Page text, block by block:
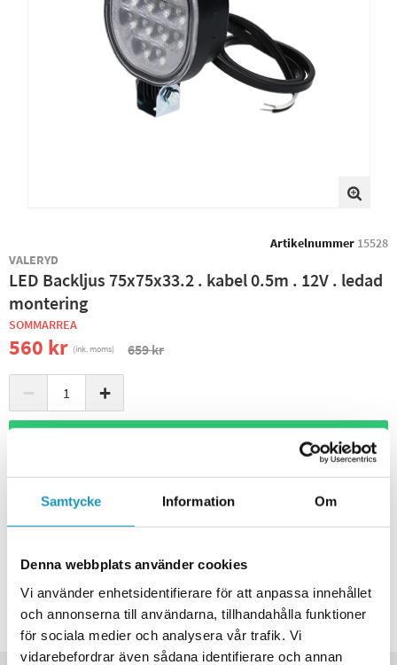
Samtycke Information Om
Denna webbplats använder cookies
Vi använder enhetsidentifierare för att anpassa innehållet
och annonserna till användarna, tillhandahålla funktioner
för sociala medier och analysera vår trafik. Vi
vidarebefordrar även sådana identifierare och annan
Artikelnummer 15528
VALERYD
LED Backljus 75x75x33.2 . kabel 0.5m . 12V . ledad
montering
SOMMARREA
560 kr (ink. moms) 659 kr
− +
ONLINELAGER
2 I LAGER Skickas Omgående
BUTIKSLAGER
Leverans- & Returinformation
Spara produkt
Frågor om produkten?